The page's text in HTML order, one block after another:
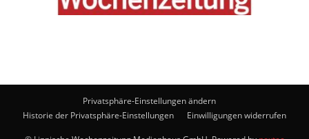
Privatsphäre-Einstellungen ändern
Historie der Privatsphäre-Einstellungen
Einwilligungen widerrufen